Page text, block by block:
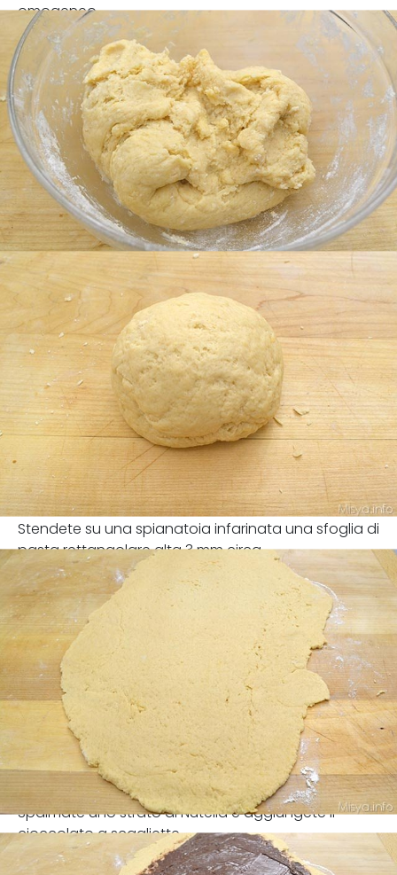
omogeneo.
Stendete su una spianatoia infarinata una sfoglia di
pasta rettangolare alta 3 mm circa
Spalmate uno strato di Nutella e aggiungete il
cioccolato a scagliette.